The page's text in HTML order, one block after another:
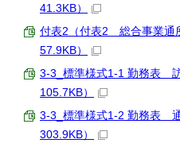
41.3KB）
付表2（付表2 総合事業通
57.9KB）
3-3_標準様式1-1 勤務表
105.7KB）
3-3_標準様式1-2 勤務表
303.9KB）